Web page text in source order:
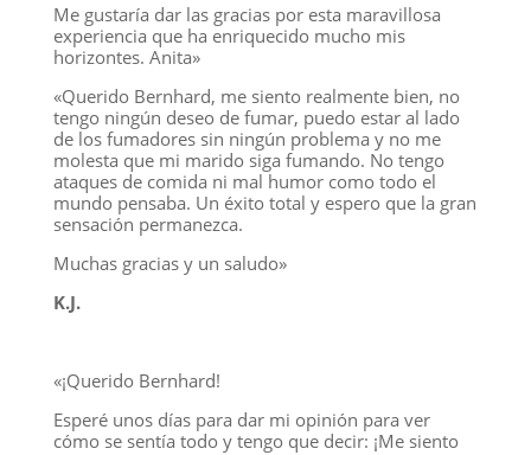
Me gustaría dar las gracias por esta maravillosa
experiencia que ha enriquecido mucho mis
horizontes. Anita»
«Querido Bernhard, me siento realmente bien, no
tengo ningún deseo de fumar, puedo estar al lado
de los fumadores sin ningún problema y no me
molesta que mi marido siga fumando. No tengo
ataques de comida ni mal humor como todo el
mundo pensaba. Un éxito total y espero que la gran
sensación permanezca.
Muchas gracias y un saludo»
K.J.
«¡Querido Bernhard!
Esperé unos días para dar mi opinión para ver
cómo se sentía todo y tengo que decir: ¡Me siento